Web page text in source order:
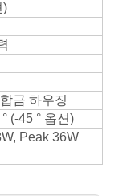
)
금 하우징
(-45 ° 옵션)
Peak 36W